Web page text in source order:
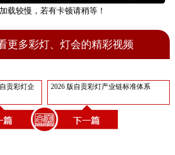
载较慢，若有卡顿请稍等！
更多彩灯、灯会的精彩视频
贡彩灯企
2026 版自贡彩灯产业链标准体系